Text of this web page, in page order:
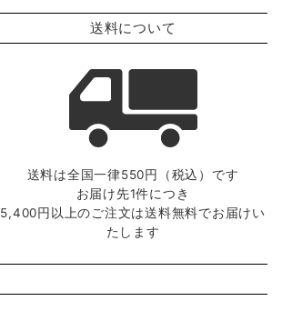
送料について
送料は全国一律550円（税込）です
お届け先1件につき
5,400円以上のご注文は送料無料でお届けい
たします